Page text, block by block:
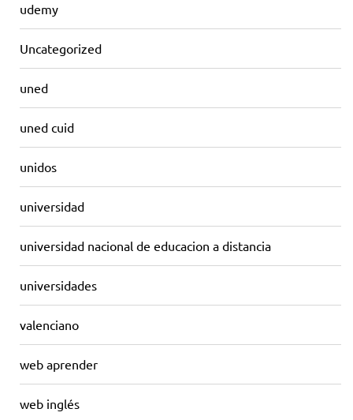
udemy
Uncategorized
uned
uned cuid
unidos
universidad
universidad nacional de educacion a distancia
universidades
valenciano
web aprender
web inglés